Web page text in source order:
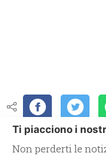
Ti piacciono i
Non perderti le